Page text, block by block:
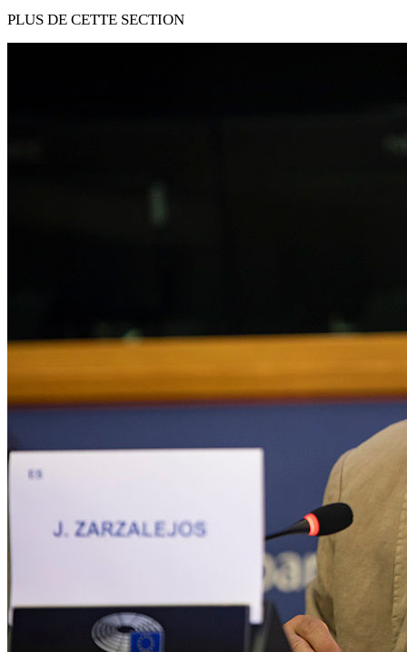
PLUS DE CETTE SECTION